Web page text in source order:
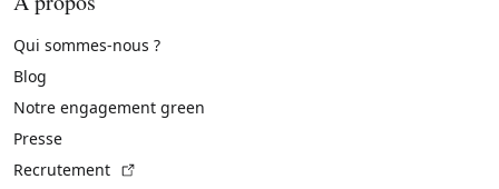
Qui sommes-nous ?
Blog
Notre engagement green
Presse
Recrutement